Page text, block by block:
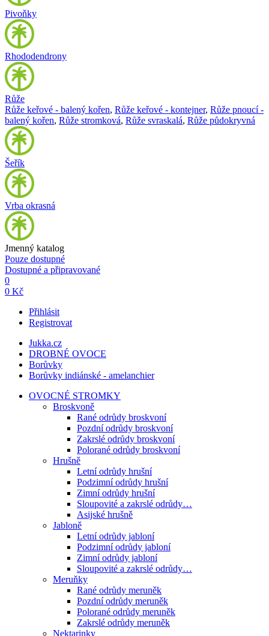
Pivoňky
Rhododendrony
Růže
Růže keřové - balený kořen, Růže keřové - kontejner, Růže pnoucí -
balený kořen, Růže stromková, Růže svraskalá, Růže půdokryvná
Šeřík
Vrba okrasná
Jmenný katalog
Pouze dostupné
Dostupné a připravované
0
0 Kč
Přihlásit
Registrovat
Jukka.cz
DROBNÉ OVOCE
Borůvky
Borůvky indiánské - amelanchier
OVOCNÉ STROMKY
Broskvoně
Rané odrůdy broskvoní
Pozdní odrůdy broskvoní
Zakrslé odrůdy broskvoní
Polorané odrůdy broskvoní
Hrušně
Letní odrůdy hrušní
Podzimní odrůdy hrušní
Zimní odrůdy hrušní
Sloupovité a zakrslé odrůdy…
Asijské hrušně
Jabloně
Letní odrůdy jabloní
Podzimní odrůdy jabloní
Zimní odrůdy jabloní
Sloupovité a zakrslé odrůdy…
Meruňky
Rané odrůdy meruněk
Pozdní odrůdy meruněk
Polorané odrůdy meruněk
Zakrslé odrůdy meruněk
Nektarinky